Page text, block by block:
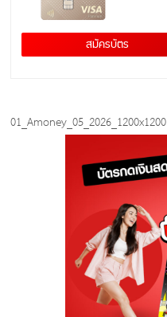
สมัครบัตร
01_Amoney_05_2026_1200x1200